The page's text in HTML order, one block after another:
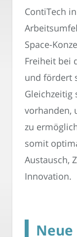
ContiTech
Space-
Freiheit bei
und fördert
Gleichzeitig
vorhanden,
zu
somit
Austausch,
Innovation.
Neue